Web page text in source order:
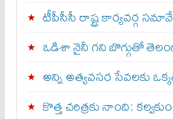
టీపీసీసీ రాష్ట్ర కార్యవర్గ
ఒడిశా నైనీ గని బొగ్గుతో
అన్ని అత్యవసర సేవలకు
కొత్త చరిత్రకు నాంది: